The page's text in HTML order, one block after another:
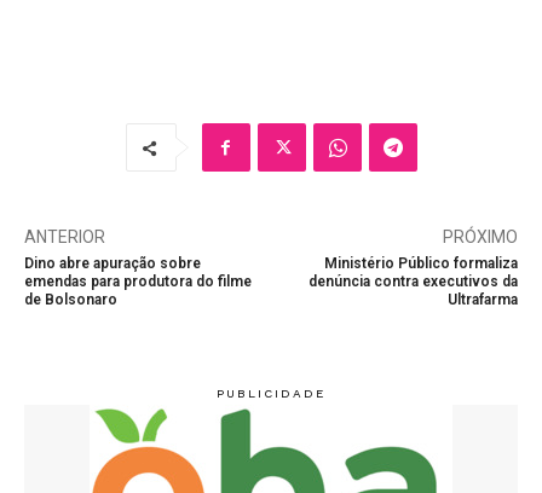
ANTERIOR
Dino abre apuração sobre
emendas para produtora do filme
de Bolsonaro
PRÓXIMO
Ministério Público formaliza
denúncia contra executivos da
Ultrafarma